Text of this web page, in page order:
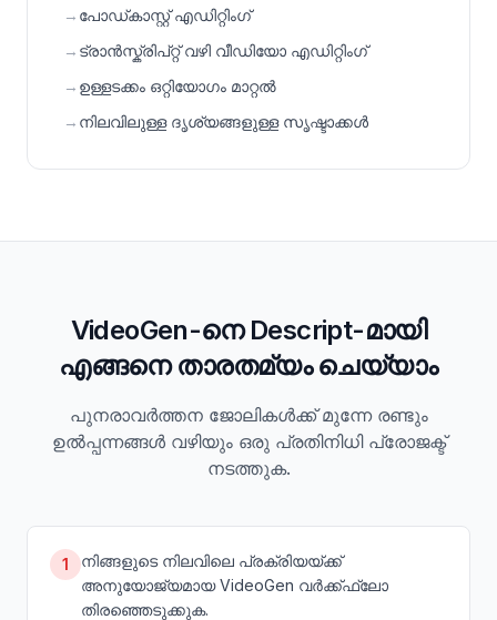
→ പോഡ്കാസ്റ്റ് എഡിറ്റിംഗ്
→ ട്രാൻസ്ക്രിപ്റ്റ് വഴി വീഡിയോ എഡിറ്റിംഗ്
→ ഉള്ളടക്കം ഒറ്റിയോഗം മാറ്റൽ
→ നിലവിലുള്ള ദൃശ്യങ്ങളുള്ള സൃഷ്ടാക്കൾ
VideoGen-നെ Descript-മായി
എങ്ങനെ താരതമ്യം ചെയ്യാം
പുനരാവർത്തന ജോലികൾക്ക് മുന്നേ രണ്ടും
ഉൽപ്പന്നങ്ങൾ വഴിയും ഒരു പ്രതിനിധി പ്രോജക്ട്
നടത്തുക.
1
നിങ്ങളുടെ നിലവിലെ പ്രക്രിയയ്ക്ക്
അനുയോജ്യമായ VideoGen വർക്ക്ഫ്ലോ
തിരഞ്ഞെടുക്കുക.